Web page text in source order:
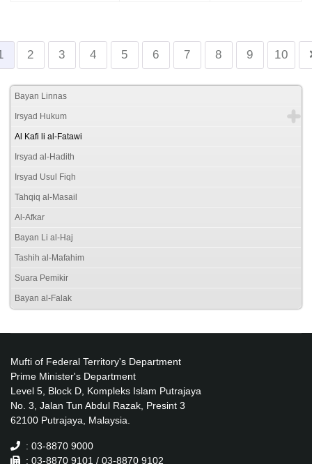
2 3 4 5 6 7 8 9 10
Bayan Linnas
Irsyad Hukum
Al Kafi li al-Fatawi
Irsyad al-Hadith
Irsyad Usul Fiqh
Tahqiq al-Masail
Al-Afkar
Bayan Li al-Haj
Tashih al-Mafahim
Suara Pemikir
Bayan al-Falak
Mufti of Federal Territory's Department
Prime Minister's Department
Level 5, Block D, Kompleks Islam Putrajaya
No. 3, Jalan Tun Abdul Razak, Presint 3
62100 Putrajaya, Malaysia.
: 03-8870 9000
: 03-8870 9101 / 03-8870 9102